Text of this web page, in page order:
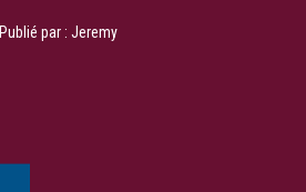
Publié par : Jeremy